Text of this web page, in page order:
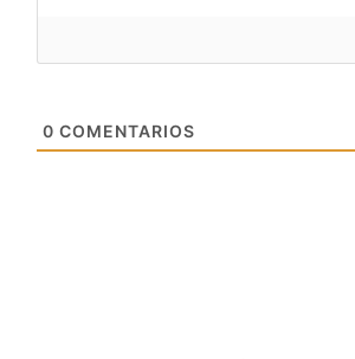
0 COMENTARIOS